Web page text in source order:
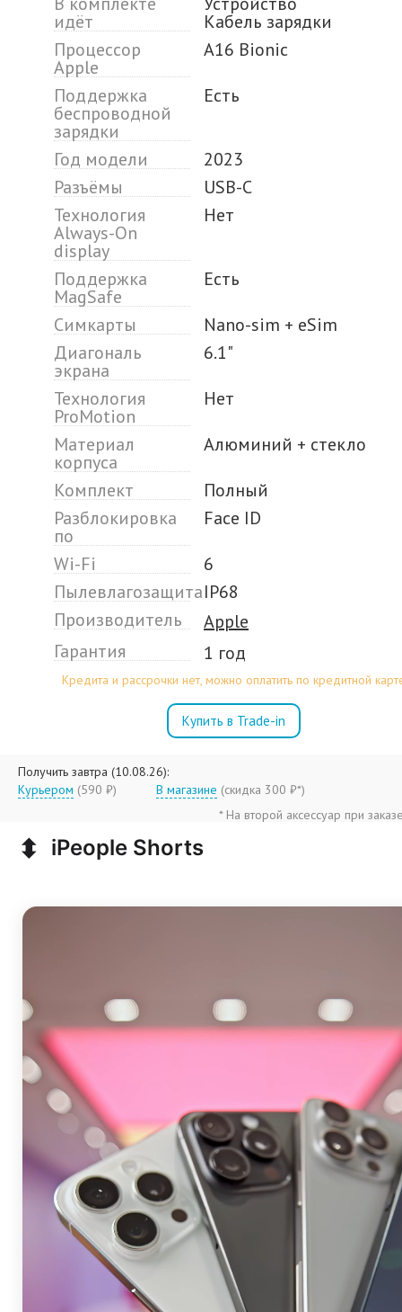
идёт
Кабель зарядки
Процессор
Apple
A16 Bionic
Поддержка
беспроводной
зарядки
Есть
Год модели
2023
Разъёмы
USB-C
Технология
Always-On
display
Нет
Поддержка
MagSafe
Есть
Симкарты
Nano-sim + eSim
Диагональ
экрана
6.1"
Технология
ProMotion
Нет
Материал
корпуса
Алюминий + стекло
Комплект
Полный
Разблокировка
по
Face ID
Wi-Fi
6
ПылевлагозащитаIP68
Производитель
Apple
Гарантия
1 год
Кредита и рассрочки нет, можно оплатить по кредитной
Купить в Trade-in
Получить завтра (10.08.26):
Курьером (590 ₽) В магазине (скидка 300 ₽*)
* На второй аксессуар при
⬍ iPeople Shorts